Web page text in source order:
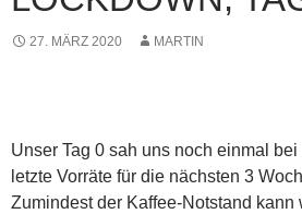
27. MÄRZ 2020 MARTIN
Unser Tag 0 sah uns noch einmal
letzte Vorräte für die nächsten 3
Zumindest der Kaffee-Notstand kann